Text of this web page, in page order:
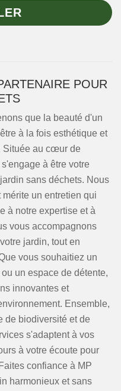
POUR
que la beauté d'un
à la fois esthétique et
Située au cœur de
à être votre
sans déchets. Nous
un entretien qui
à notre expertise et à
vous accompagnons
jardin, tout en
vous souhaitiez un
un espace de détente,
innovantes et
Ensemble,
de biodiversité et de
s'adaptent à vos
à votre écoute pour
confiance à MP
harmonieux et sans